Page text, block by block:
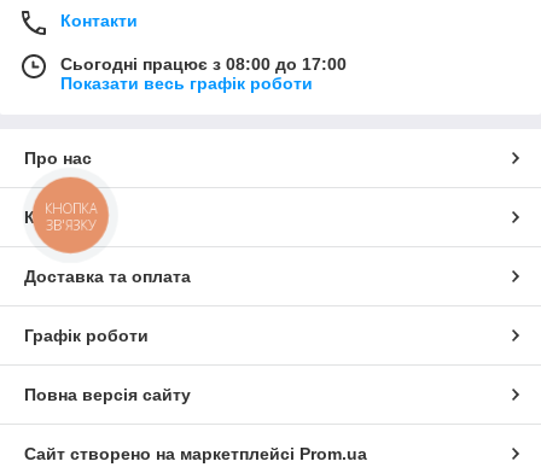
Контакти
Сьогодні працює з 08:00 до 17:00
Показати весь графік роботи
Про нас
Контакти
Доставка та оплата
Графік роботи
Повна версія сайту
Сайт створено на маркетплейсі Prom.ua
КНОПКА
ЗВ'ЯЗКУ